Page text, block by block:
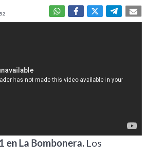
en La Bombonera. Los